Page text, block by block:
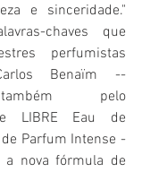
e sinceridade."
chaves que
perfumistas
Benaïm --
pelo
LIBRE Eau de
Parfum Intense -
a nova fórmula de